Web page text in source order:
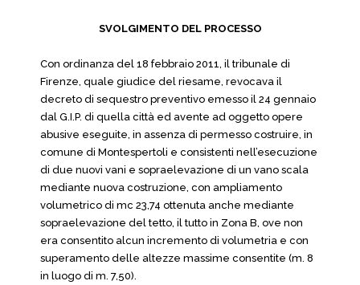
SVOLGIMENTO DEL PROCESSO
Con ordinanza del 18 febbraio 2011, il tribunale di
Firenze, quale giudice del riesame, revocava il
decreto di sequestro preventivo emesso il 24 gennaio
dal G.I.P. di quella città ed avente ad oggetto opere
abusive eseguite, in assenza di permesso costruire, in
comune di Montespertoli e consistenti nell’esecuzione
di due nuovi vani e sopraelevazione di un vano scala
mediante nuova costruzione, con ampliamento
volumetrico di mc 23,74 ottenuta anche mediante
sopraelevazione del tetto, il tutto in Zona B, ove non
era consentito alcun incremento di volumetria e con
superamento delle altezze massime consentite (m. 8
in luogo di m. 7,50).